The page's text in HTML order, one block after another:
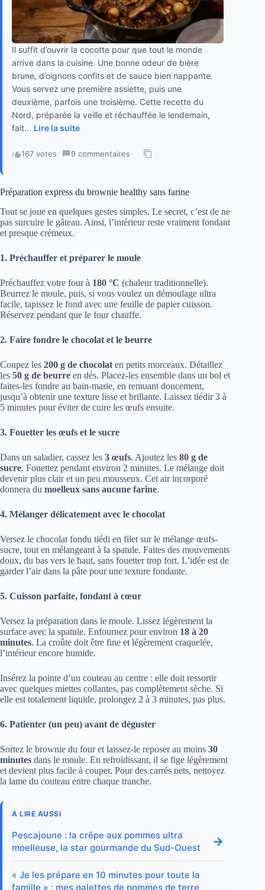
Il suffit d’ouvrir la cocotte pour que tout le monde
arrive dans la cuisine. Une bonne odeur de bière
brune, d’oignons confits et de sauce bien nappante.
Vous servez une première assiette, puis une
deuxième, parfois une troisième. Cette recette du
Nord, préparée la veille et réchauffée le lendemain,
fait... Lire la suite
167 votes · 9 commentaires ·
Préparation express du brownie healthy sans farine
Tout se joue en quelques gestes simples. Le secret, c’est de ne
pas surcuire le gâteau. Ainsi, l’intérieur reste vraiment fondant
et presque crémeux.
1. Préchauffer et préparer le moule
Préchauffez votre four à 180 °C (chaleur traditionnelle).
Beurrez le moule, puis, si vous voulez un démoulage ultra
facile, tapissez le fond avec une feuille de papier cuisson.
Réservez pendant que le four chauffe.
2. Faire fondre le chocolat et le beurre
Coupez les 200 g de chocolat en petits morceaux. Détaillez
les 50 g de beurre en dés. Placez-les ensemble dans un bol et
faites-les fondre au bain-marie, en remuant doucement,
jusqu’à obtenir une texture lisse et brillante. Laissez tiédir 3 à
5 minutes pour éviter de cuire les œufs ensuite.
3. Fouetter les œufs et le sucre
Dans un saladier, cassez les 3 œufs. Ajoutez les 80 g de
sucre. Fouettez pendant environ 2 minutes. Le mélange doit
devenir plus clair et un peu mousseux. Cet air incorporé
donnera du moelleux sans aucune farine.
4. Mélanger délicatement avec le chocolat
Versez le chocolat fondu tiédi en filet sur le mélange œufs-
sucre, tout en mélangeant à la spatule. Faites des mouvements
doux, du bas vers le haut, sans fouetter trop fort. L’idée est de
garder l’air dans la pâte pour une texture fondante.
5. Cuisson parfaite, fondant à cœur
Versez la préparation dans le moule. Lissez légèrement la
surface avec la spatule. Enfournez pour environ 18 à 20
minutes. La croûte doit être fine et légèrement craquelée,
l’intérieur encore humide.
Insérez la pointe d’un couteau au centre : elle doit ressortir
avec quelques miettes collantes, pas complètement sèche. Si
elle est totalement liquide, prolongez 2 à 3 minutes, pas plus.
6. Patienter (un peu) avant de déguster
Sortez le brownie du four et laissez-le reposer au moins 30
minutes dans le moule. En refroidissant, il se fige légèrement
et devient plus facile à couper. Pour des carrés nets, nettoyez
la lame du couteau entre chaque tranche.
A LIRE AUSSI
Pescajoune : la crêpe aux pommes ultra
moelleuse, la star gourmande du Sud-Ouest
→
« Je les prépare en 10 minutes pour toute la
famille » : mes galettes de pommes de terre